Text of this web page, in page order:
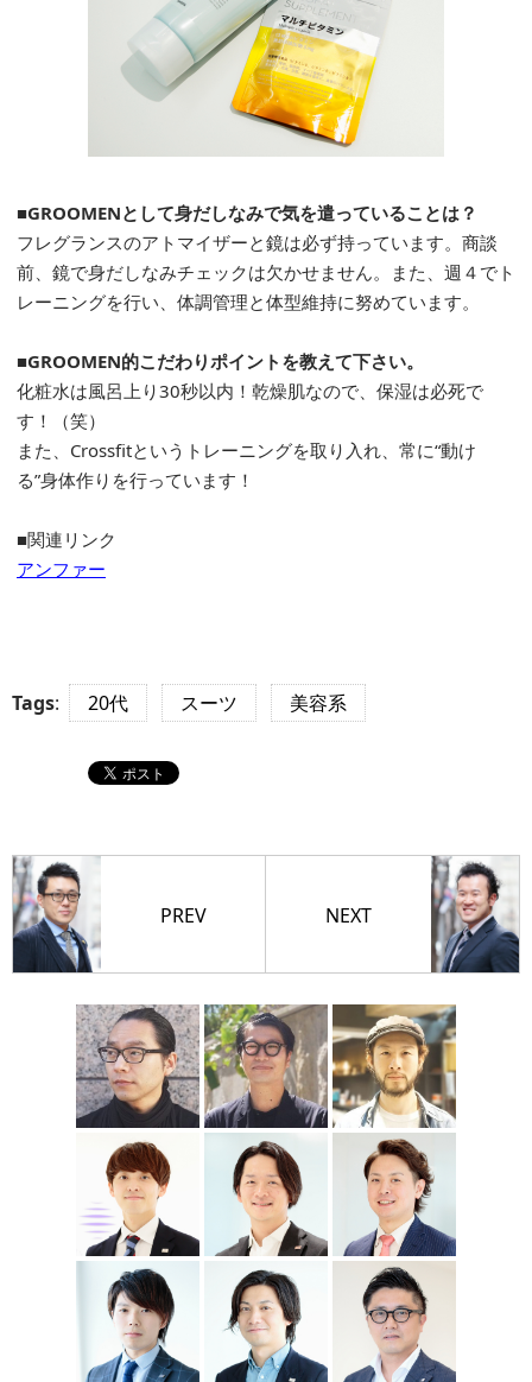
■GROOMENとして身だしなみで気を遣っていることは？
フレグランスのアトマイザーと鏡は必ず持っています。商談
前、鏡で身だしなみチェックは欠かせません。また、週４でト
レーニングを行い、体調管理と体型維持に努めています。
■GROOMEN的こだわりポイントを教えて下さい。
化粧水は風呂上り30秒以内！乾燥肌なので、保湿は必死で
す！（笑）
また、Crossfitというトレーニングを取り入れ、常に“動け
る”身体作りを行っています！
■関連リンク
アンファー
Tags: 20代 スーツ 美容系
PREV NEXT